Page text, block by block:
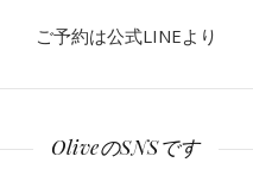
ご予約は公式LINEより
OliveのSNSです